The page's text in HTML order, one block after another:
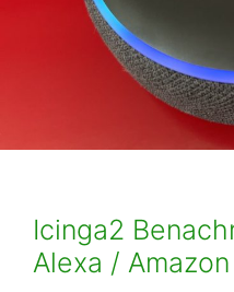
Icinga2
Alexa /